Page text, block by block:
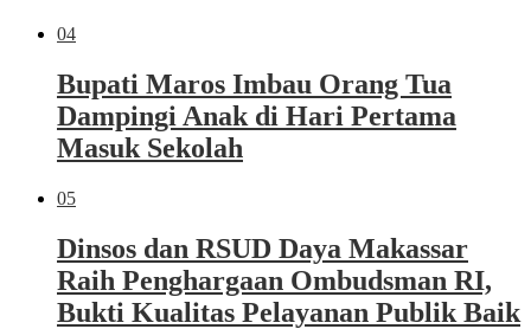
04
Bupati Maros Imbau Orang Tua
Dampingi Anak di Hari Pertama
Masuk Sekolah
05
Dinsos dan RSUD Daya Makassar
Raih Penghargaan Ombudsman RI,
Bukti Kualitas Pelayanan Publik Baik